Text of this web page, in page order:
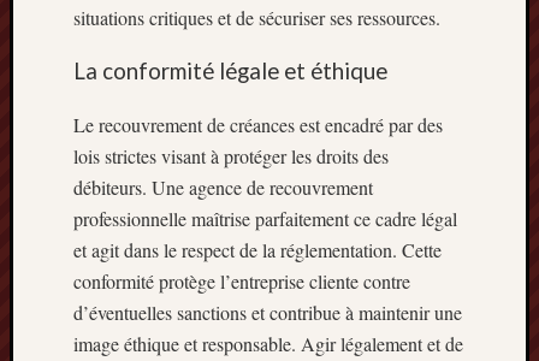
situations critiques et de sécuriser ses ressources.
La conformité légale et éthique
Le recouvrement de créances est encadré par des
lois strictes visant à protéger les droits des
débiteurs. Une agence de recouvrement
professionnelle maîtrise parfaitement ce cadre légal
et agit dans le respect de la réglementation. Cette
conformité protège l’entreprise cliente contre
d’éventuelles sanctions et contribue à maintenir une
image éthique et responsable. Agir légalement et de